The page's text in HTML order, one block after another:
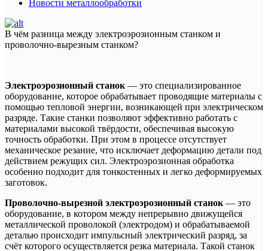
Новости металлообработки
В чём разница между электроэрозионным станком и
проволочно-вырезным станком?
Электроэрозионный станок — это специализированное
оборудование, которое обрабатывает проводящие материалы с
помощью тепловой энергии, возникающей при электрическом
разряде. Такие станки позволяют эффективно работать с
материалами высокой твёрдости, обеспечивая высокую
точность обработки. При этом в процессе отсутствует
механическое резание, что исключает деформацию детали под
действием режущих сил. Электроэрозионная обработка
особенно подходит для тонкостенных и легко деформируемых
заготовок.
Проволочно-вырезной электроэрозионный станок — это
оборудование, в котором между непрерывно движущейся
металлической проволокой (электродом) и обрабатываемой
деталью происходит импульсный электрический разряд, за
счёт которого осуществляется резка материала. Такой станок